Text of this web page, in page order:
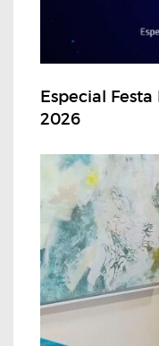
Especial
2026